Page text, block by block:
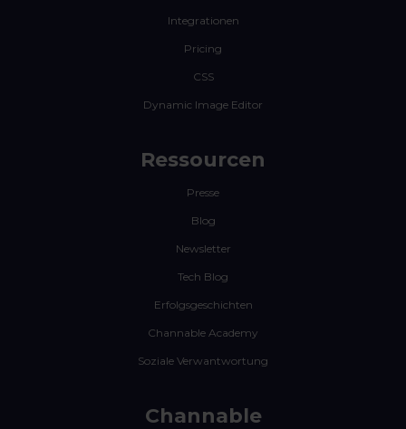
Integrationen
Pricing
CSS
Dynamic Image Editor
Ressourcen
Presse
Blog
Newsletter
Tech Blog
Erfolgsgeschichten
Channable Academy
Soziale Verwantwortung
Channable